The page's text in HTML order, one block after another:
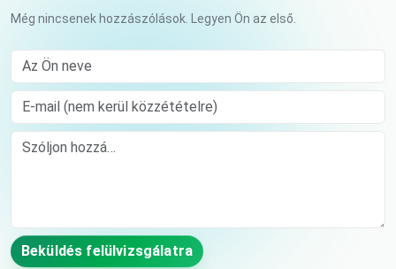
Még nincsenek hozzászólások. Legyen Ön az első.
Az Ön neve
E-mail (nem kerül közzétételre)
Comment
Beküldés felülvizsgálatra